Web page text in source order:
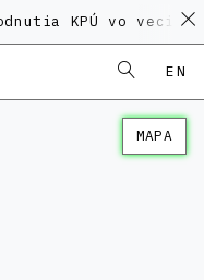
KPÚ vo veci
EN
MAPA